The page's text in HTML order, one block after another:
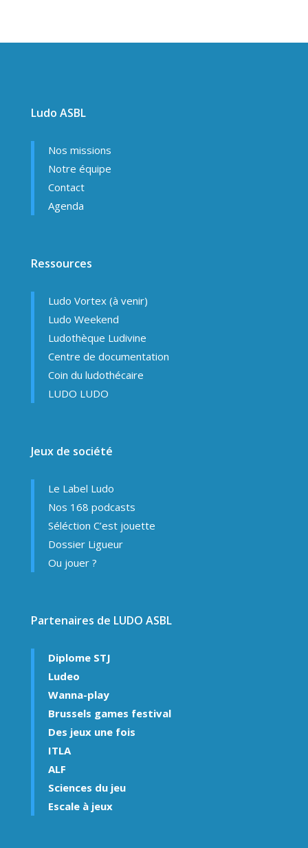
Ludo ASBL
Nos missions
Notre équipe
Contact
Agenda
Ressources
Ludo Vortex (à venir)
Ludo Weekend
Ludothèque Ludivine
Centre de documentation
Coin du ludothécaire
LUDO LUDO
Jeux de société
Le Label Ludo
Nos 168 podcasts
Séléction C’est jouette
Dossier Ligueur
Ou jouer ?
Partenaires de LUDO ASBL
Diplome STJ
Ludeo
Wanna-play
Brussels games festival
Des jeux une fois
ITLA
ALF
Sciences du jeu
Escale à jeux